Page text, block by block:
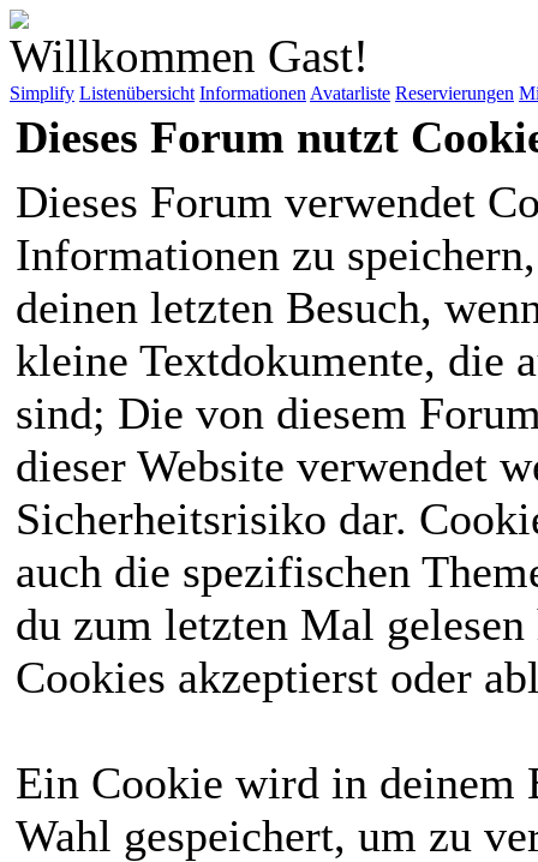
Willkommen Gast!
Simplify Listenübersicht Informationen Avatarliste Reservierungen
Dieses Forum nutzt
Dieses Forum verwendet
Informationen zu
deinen letzten Besuch,
kleine Textdokumente, die
sind; Die von diesem
dieser Website verwendet
Sicherheitsrisiko dar.
auch die spezifischen
du zum letzten Mal
Cookies akzeptierst oder
Ein Cookie wird in deinem
Wahl gespeichert, um zu